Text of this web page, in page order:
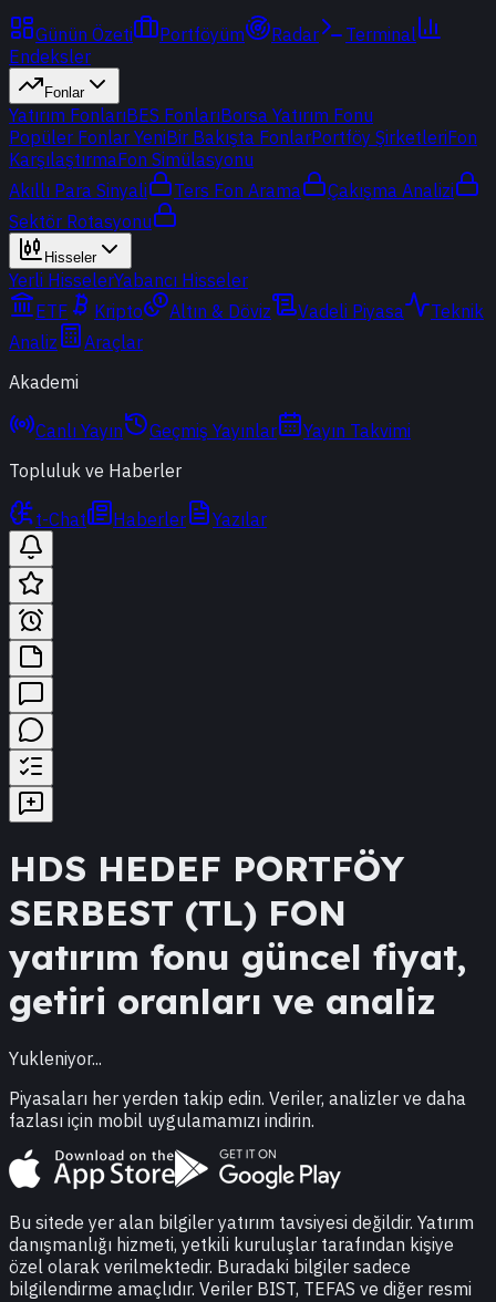
Günün Özeti Portföyüm Radar
Terminal
Endeksler
Fonlar
Yatırım FonlarıBES FonlarıBorsa Yatırım Fonu
Popüler Fonlar YeniBir Bakışta FonlarPortföy ŞirketleriFon
KarşılaştırmaFon Simülasyonu
Akıllı Para Sinyali
Ters Fon Arama
Çakışma Analizi
Sektör Rotasyonu
Hisseler
Yerli HisselerYabancı Hisseler
ETF
Kripto Altın & Döviz Vadeli Piyasa
Teknik
Analiz
Araçlar
Akademi
Canlı Yayın Geçmiş Yayınlar
Yayın Takvimi
Topluluk ve Haberler
t-Chat Haberler Yazılar
HDS HEDEF PORTFÖY
SERBEST (TL) FON
yatırım fonu güncel fiyat,
getiri oranları ve analiz
Yukleniyor...
Piyasaları her yerden takip edin. Veriler, analizler ve daha
fazlası için mobil uygulamamızı indirin.
Bu sitede yer alan bilgiler yatırım tavsiyesi değildir. Yatırım
danışmanlığı hizmeti, yetkili kuruluşlar tarafından kişiye
özel olarak verilmektedir. Buradaki bilgiler sadece
bilgilendirme amaçlıdır. Veriler BIST, TEFAS ve diğer resmi